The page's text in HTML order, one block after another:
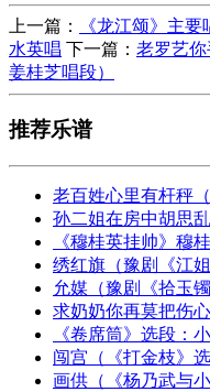
上一篇：
《龙江颂》主
水英唱 下一篇： 老罗艺
姜桂芝唱段）
推荐乐谱
老百姓心里有杆秤
孙二姐在房中胡思
《穆桂英挂帅》穆
绣红旗（豫剧《江
允媒（豫剧《拾玉
求奶奶你再莫把伤
《卷席筒》选段：
闯宫（《打金枝》选
画供（《杨乃武与